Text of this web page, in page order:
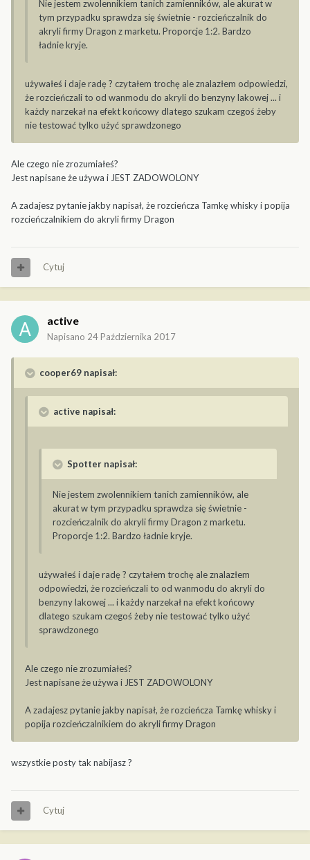
Nie jestem zwolennikiem tanich zamienników, ale akurat w
tym przypadku sprawdza się świetnie - rozcieńczalnik do
akryli firmy Dragon z marketu. Proporcje 1:2. Bardzo
ładnie kryje.
używałeś i daje radę ? czytałem trochę ale znalazłem odpowiedzi,
że rozcieńczali to od wanmodu do akryli do benzyny lakowej ... i
każdy narzekał na efekt końcowy dlatego szukam czegoś żeby
nie testować tylko użyć sprawdzonego
Ale czego nie zrozumiałeś?
Jest napisane że używa i JEST ZADOWOLONY
A zadajesz pytanie jakby napisał, że rozcieńcza Tamkę whisky i popija
rozcieńczalnikiem do akryli firmy Dragon
Cytuj
active
Napisano 24 Października 2017
cooper69 napisał:
active napisał:
Spotter napisał:
Nie jestem zwolennikiem tanich zamienników, ale
akurat w tym przypadku sprawdza się świetnie -
rozcieńczalnik do akryli firmy Dragon z marketu.
Proporcje 1:2. Bardzo ładnie kryje.
używałeś i daje radę ? czytałem trochę ale znalazłem
odpowiedzi, że rozcieńczali to od wanmodu do akryli do
benzyny lakowej ... i każdy narzekał na efekt końcowy
dlatego szukam czegoś żeby nie testować tylko użyć
sprawdzonego
Ale czego nie zrozumiałeś?
Jest napisane że używa i JEST ZADOWOLONY
A zadajesz pytanie jakby napisał, że rozcieńcza Tamkę whisky i
popija rozcieńczalnikiem do akryli firmy Dragon
wszystkie posty tak nabijasz ?
Cytuj